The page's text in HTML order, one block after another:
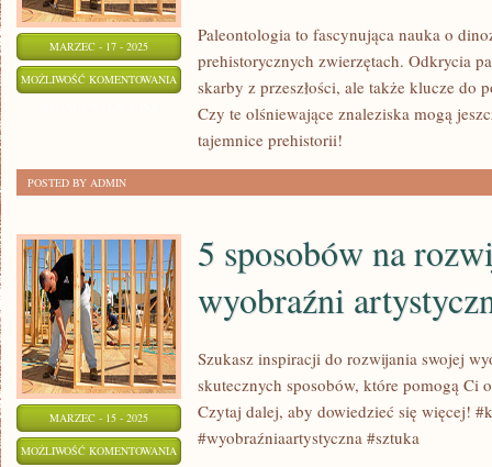
MARZEC - 17 - 2025
MOŻLIWOŚĆ KOMENTOWANIA
ODKRYCIA
PALEONTOLOGICZNE
PRZESZŁOŚCI
Paleontologia to fascynująca nauka o
prehistorycznych zwierzętach. Odkrycia
skarby z przeszłości, ale także klucze do
Czy te olśniewające znaleziska mogą
tajemnice prehistorii!
POSTED BY ADMIN
MARZEC - 15 - 2025
MOŻLIWOŚĆ KOMENTOWANIA
5 sposobów na
wyobraźni
Szukasz inspiracji do rozwijania swojej
skutecznych sposobów, które pomogą Ci
Czytaj dalej, aby dowiedzieć się więcej!
#wyobraźniaartystyczna #sztuka